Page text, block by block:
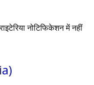
नोटिफिकेशन में नहीं